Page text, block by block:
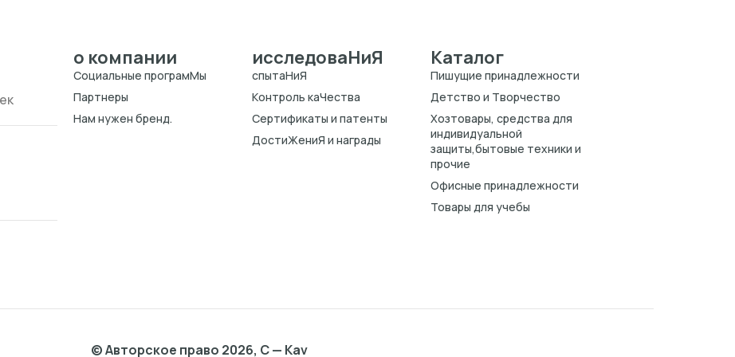
о компании
Cоциальные програмMы
Партнеры
Нам нужен бренд.
исследоваHиЯ
спытаHиЯ
Kонтроль каЧества
Cертификаты и патенты
ДостиЖениЯ и награды
Каталог
Пишущие принадлежности
Детство и Творчество
Хозтовары, средства для
индивидуальной
защиты,бытовые техники и
прочие
Офисные принадлежности
Товары для учебы
© Авторское право 2026, C — Kav